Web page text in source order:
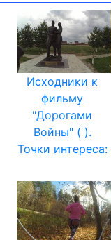
Исходники к
фильму
"Дорогами
Войны" ( ).
Точки интереса: